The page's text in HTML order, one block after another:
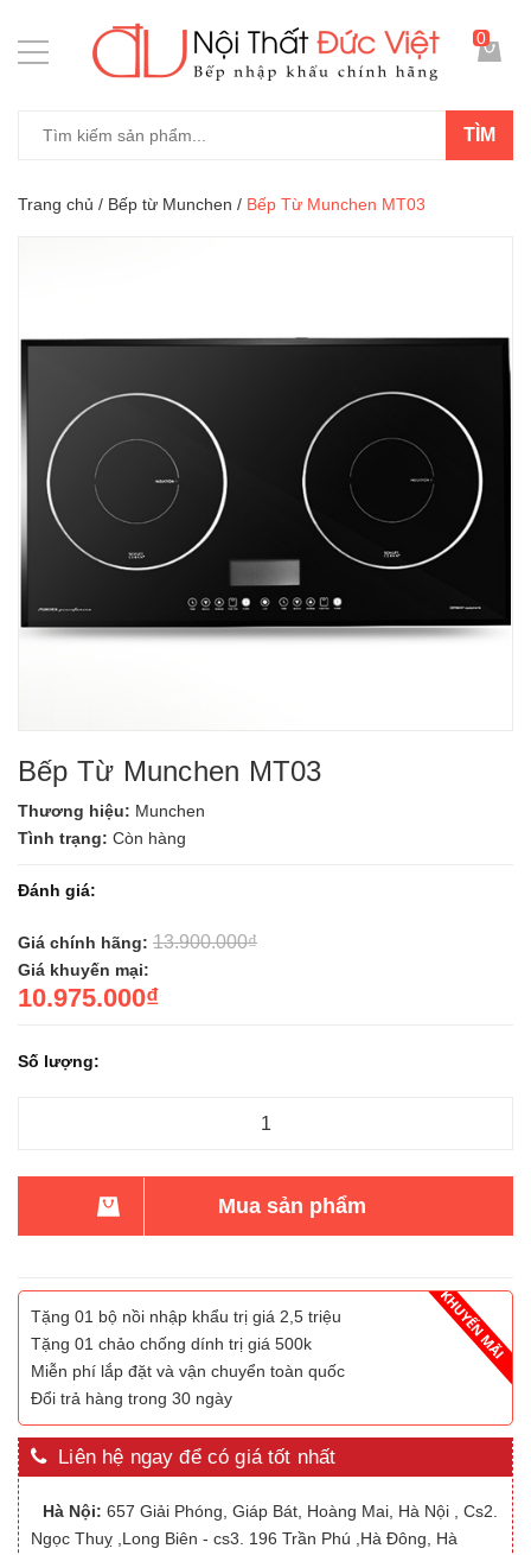
TÌM
0
Trang chủ / Bếp từ Munchen / Bếp Từ Munchen MT03
Bếp Từ Munchen MT03
Thương hiệu: Munchen
Tình trạng: Còn hàng
Đánh giá:
Giá chính hãng: 13.900.000₫
Giá khuyến mại:
10.975.000₫
Số lượng:
Mua sản phẩm
Tặng 01 bộ nồi nhập khẩu trị giá 2,5 triệu
Tặng 01 chảo chống dính trị giá 500k
Miễn phí lắp đặt và vận chuyển toàn quốc
Đổi trả hàng trong 30 ngày
Liên hệ ngay để có giá tốt nhất
Hà Nội: 657 Giải Phóng, Giáp Bát, Hoàng Mai, Hà Nội , Cs2.
Ngọc Thuỵ ,Long Biên - cs3. 196 Trần Phú ,Hà Đông, Hà